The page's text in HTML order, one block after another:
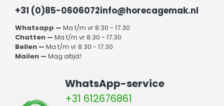
+31 (0)85-0606072info@horecagemak.nl
Whatsapp — Ma t/m vr 8.30 - 17.30
Chatten — Ma t/m vr 8.30 - 17.30
Bellen — Ma t/m vr 8.30 - 17.30
Mailen — Mag altijd!
WhatsApp-service
+31 612676861